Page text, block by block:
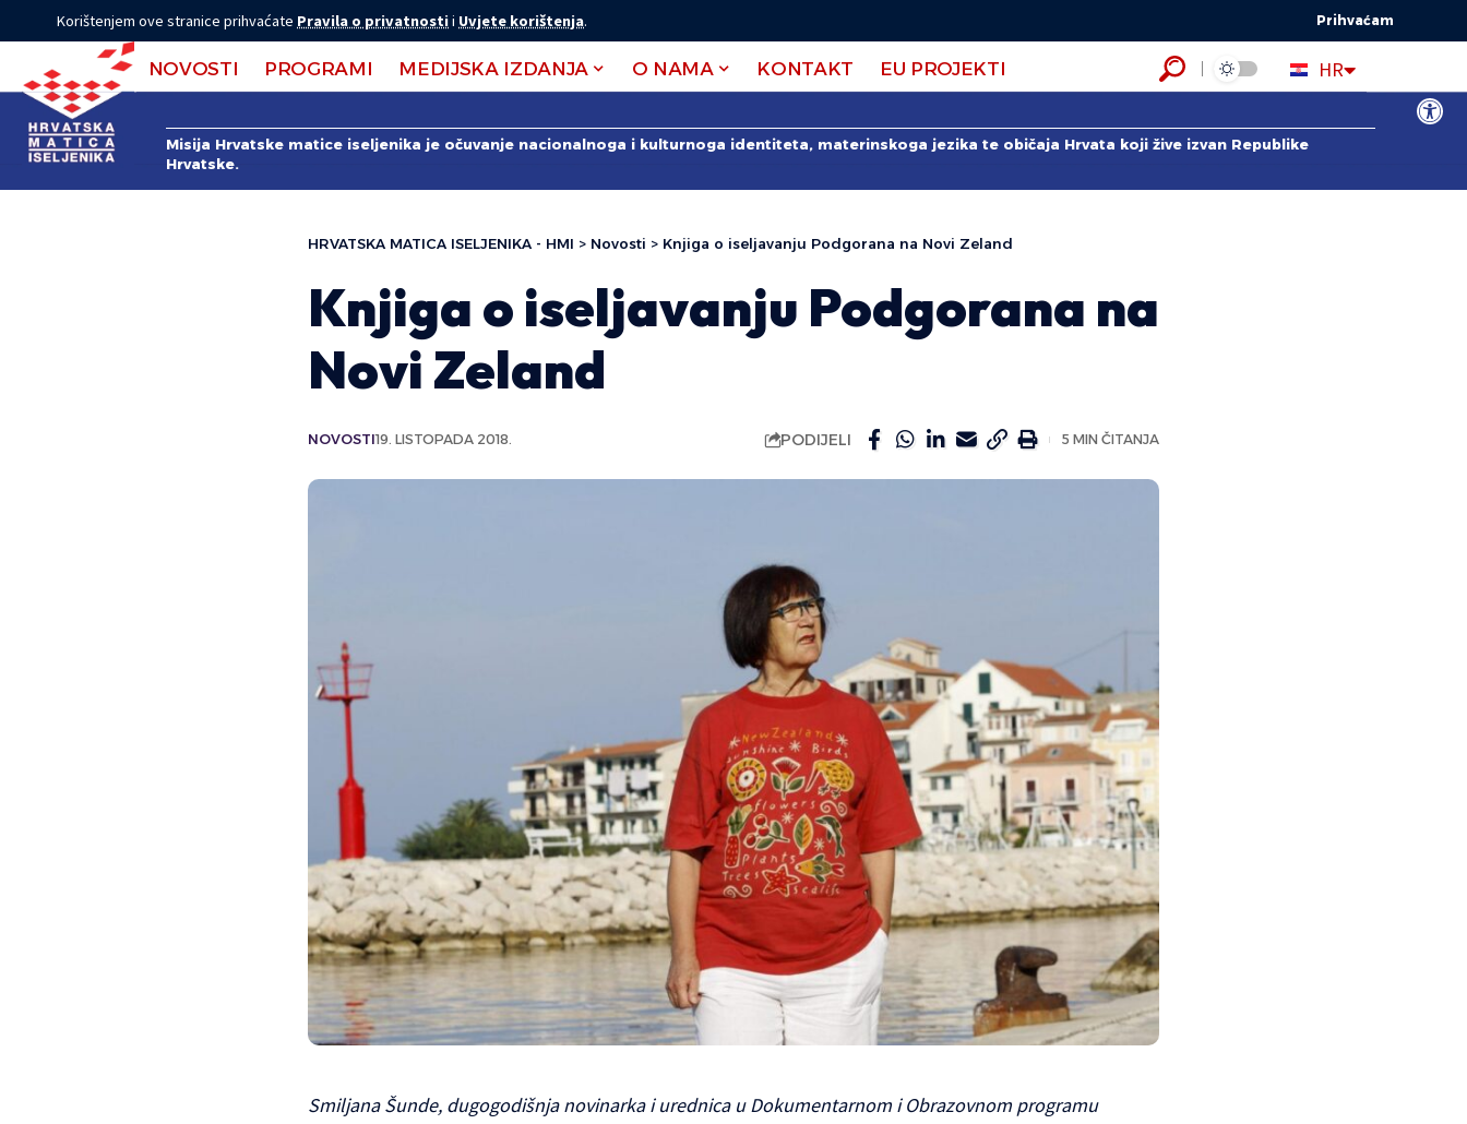
Open
Korištenjem ove stranice prihvaćate Pravila o privatnostii Uvjete korištenja. Prihvaćam
NOVOSTI PROGRAMI MEDIJSKA IZDANJA O NAMA KONTAKT EU PROJEKTI HR
EN
ES
Misija Hrvatske matice iseljenika je očuvanje nacionalnoga i kulturnoga identiteta, materinskoga jezika te običaja Hrvata koji žive izvan Republike
Hrvatske.
HRVATSKA MATICA ISELJENIKA - HMI > Novosti > Knjiga o iseljavanju Podgorana na Novi Zeland
Knjiga o iseljavanju Podgorana na
Novi Zeland
NOVOSTI19. LISTOPADA 2018. PODIJELI 5 MIN ČITANJA
Smiljana Šunde, dugogodišnja novinarka i urednica u Dokumentarnom i Obrazovnom programu